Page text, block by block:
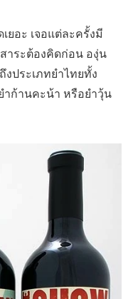
ยอะ เจอแต่ละครั้งมี
าระต้องคิดก่อน องุ่น
ประเภทยำไทยทั้ง
ำก้านคะน้า หรือยำวุ้น